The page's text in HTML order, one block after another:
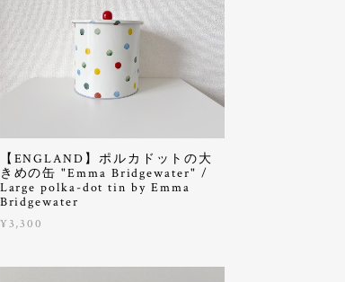
【ENGLAND】ポルカドットの大
きめの缶 "Emma Bridgewater" /
Large polka-dot tin by Emma
Bridgewater
¥3,300